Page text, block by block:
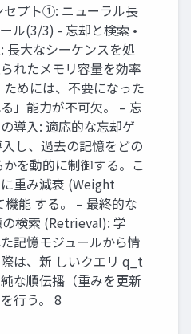
セプト①: ニューラル長
ル(3/3) - 忘却と検索 •
長大なシーケンスを処
れたメモリ容量を効率
めには、不要になった
」能力が不可欠。 – 忘
導入: 適応的な忘却ゲ
し、過去の記憶をどの
を動的に制御する。こ
重み減衰 (Weight
機能 する。 – 最終的な
の検索 (Retrieval): 学
記憶モジュールから情
は、新 しいクエリ q_t
な順伝播（重みを更新
行う。 8